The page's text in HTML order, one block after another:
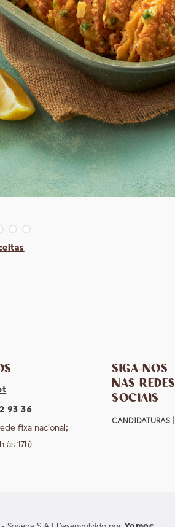
93 36
fixa nacional;
às 17h)
SIGA-NOS
NAS REDES
SOCIAIS
CANDIDATURAS